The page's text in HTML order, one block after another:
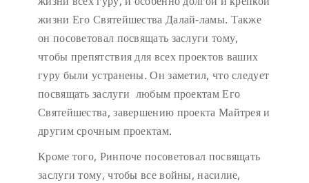
жизни Его Святейшества Далай-ламы. Также
он посоветовал посвящать заслуги тому,
чтобы препятствия для всех проектов ваших
гуру были устранены. Он заметил, что следует
посвящать заслуги любым проектам Его
Святейшества, завершению проекта Майтрея и
другим срочным проектам.
Кроме того, Ринпоче посоветовал посвящать
заслуги тому, чтобы все войны, насилие,